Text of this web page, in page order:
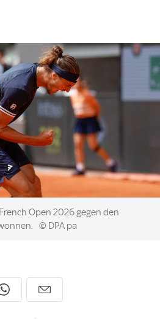
Open 2026 gegen den
© DPA pa